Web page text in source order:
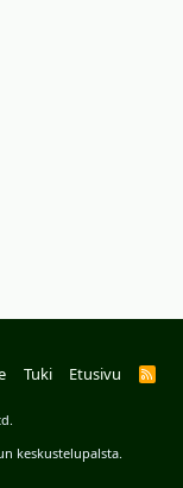
Tuki Etusivu
R
keskustelupalsta.